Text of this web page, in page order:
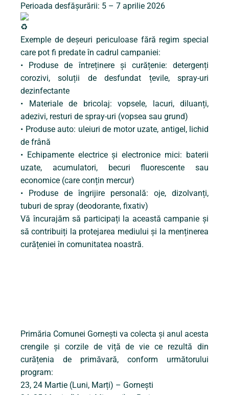
Perioada desfășurării: 5 – 7 aprilie 2026
Exemple de deșeuri periculoase fără regim special
care pot fi predate în cadrul campaniei:
• Produse de întreținere și curățenie: detergenți
corozivi, soluții de desfundat țevile, spray-uri
dezinfectante
• Materiale de bricolaj: vopsele, lacuri, diluanți,
adezivi, resturi de spray-uri (vopsea sau grund)
• Produse auto: uleiuri de motor uzate, antigel, lichid
de frână
• Echipamente electrice și electronice mici: baterii
uzate, acumulatori, becuri fluorescente sau
economice (care conțin mercur)
• Produse de îngrijire personală: oje, dizolvanți,
tuburi de spray (deodorante, fixativ)
Vă încurajăm să participați la această campanie și
să contribuiți la protejarea mediului și la menținerea
curățeniei în comunitatea noastră.
Primăria Comunei Gornești va colecta și anul acesta
crengile și corzile de viță de vie ce rezultă din
curățenia de primăvară, conform următorului
program:
23, 24 Martie (Luni, Marți) – Gornești